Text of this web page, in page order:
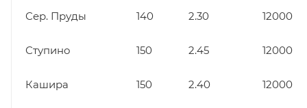
Сер. Пруды 140 2.30 12000
Ступино 150 2.45 12000
Кашира 150 2.40 12000